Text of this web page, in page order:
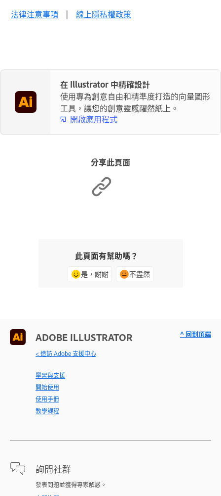
法律注意事項 | 線上隱私權政策
在 Illustrator 中精確設計
使用專為創意自由和精準度打造的向量圖形
工具，讓您的創意靈感躍然紙上。
開啟應用程式
分享此頁面
此頁面有幫助嗎？
是，謝謝 不盡然
ADOBE ILLUSTRATOR
< 造訪 Adobe 支援中心
學習與支援
開始使用
使用手冊
教學課程
詢問社群
發表問題並獲得專家解惑。
^ 回到頂端